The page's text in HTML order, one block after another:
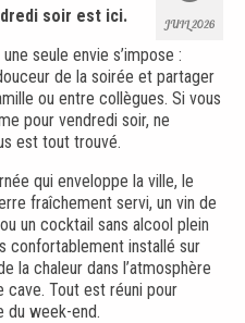
JUIL 2026
soir est ici.
seule envie s’impose :
de la soirée et partager
ou entre collègues. Si vous
pour vendredi soir, ne
est tout trouvé.
qui enveloppe la ville, le
fraîchement servi, un vin de
un cocktail sans alcool plein
confortablement installé sur
la chaleur dans l’atmosphère
cave. Tout est réuni pour
du week-end.